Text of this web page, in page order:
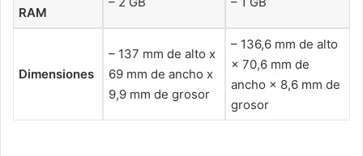
RAM
Dimensiones
– 137 mm de alto x
69 mm de ancho x
9,9 mm de grosor
– 136,6 mm de alto
× 70,6 mm de
ancho × 8,6 mm de
grosor